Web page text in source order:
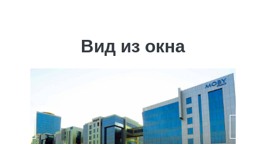
Вид из окна